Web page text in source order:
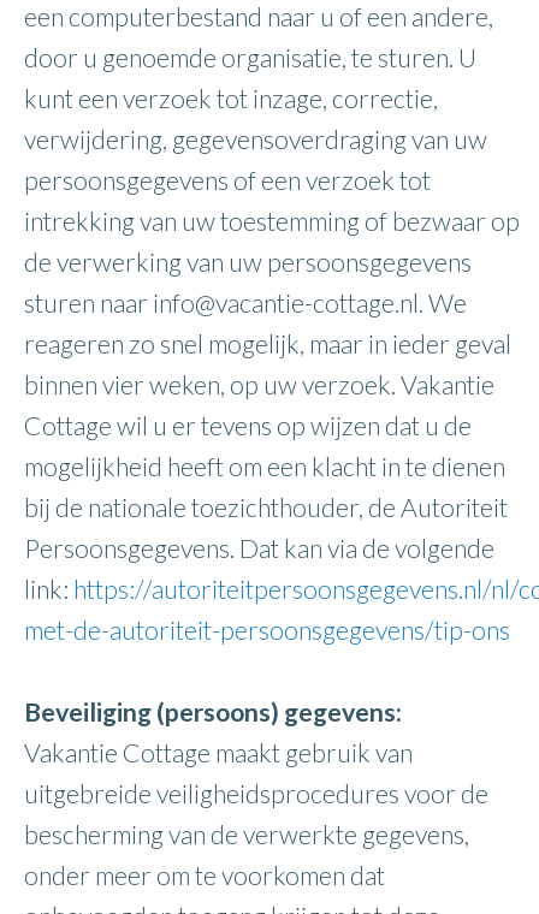
een computerbestand naar u of een andere,
door u genoemde organisatie, te sturen. U
kunt een verzoek tot inzage, correctie,
verwijdering, gegevensoverdraging van uw
persoonsgegevens of een verzoek tot
intrekking van uw toestemming of bezwaar op
de verwerking van uw persoonsgegevens
sturen naar info@vacantie-cottage.nl. We
reageren zo snel mogelijk, maar in ieder geval
binnen vier weken, op uw verzoek. Vakantie
Cottage wil u er tevens op wijzen dat u de
mogelijkheid heeft om een klacht in te dienen
bij de nationale toezichthouder, de Autoriteit
Persoonsgegevens. Dat kan via de volgende
link: https://autoriteitpersoonsgegevens.nl/nl/
met-de-autoriteit-persoonsgegevens/tip-ons
Beveiliging (persoons) gegevens:
Vakantie Cottage maakt gebruik van
uitgebreide veiligheidsprocedures voor de
bescherming van de verwerkte gegevens,
onder meer om te voorkomen dat